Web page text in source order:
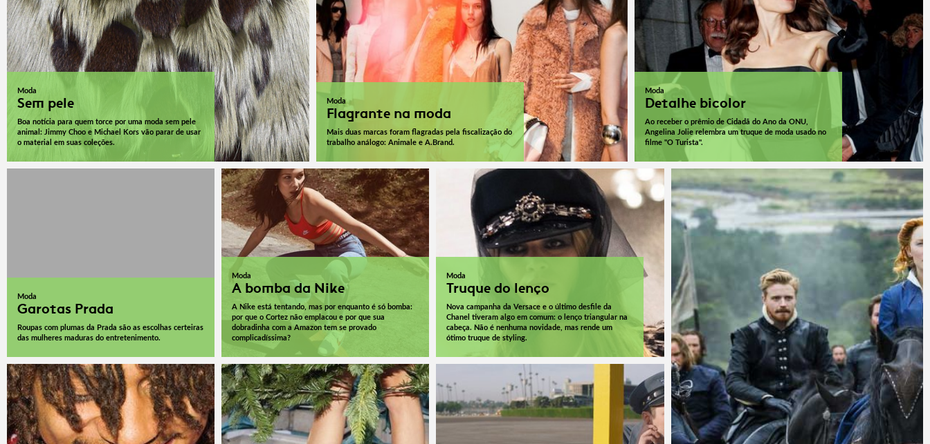
Moda
Flagrante na moda
Mais duas marcas foram flagradas pela fiscalização do
trabalho análogo: Animale e A.Brand.
Moda
Detalhe bicolor
Ao receber o prêmio de Cidadã do Ano da ONU,
Angelina Jolie relembra um truque de moda usado no
filme "O Turista".
Moda
Sem pele
Boa notícia para quem torce por uma moda sem pele
animal: Jimmy Choo e Michael Kors vão parar de usar
o material em suas coleções.
Moda
Garotas Prada
Roupas com plumas da Prada são as escolhas certeiras
das mulheres maduras do entretenimento.
Moda
A bomba da Nike
A Nike está tentando, mas por enquanto é só bomba:
por que o Cortez não emplacou e por que sua
dobradinha com a Amazon tem se provado
complicadíssima?
Moda
Truque do lenço
Nova campanha da Versace e o último desfile da
Chanel tiveram algo em comum: o lenço triangular na
cabeça. Não é nenhuma novidade, mas rende um
ótimo truque de styling.